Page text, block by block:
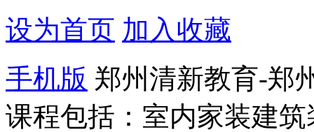
设为首页 加入收藏
手机版 郑州清新教育-郑
课程包括：室内家装建